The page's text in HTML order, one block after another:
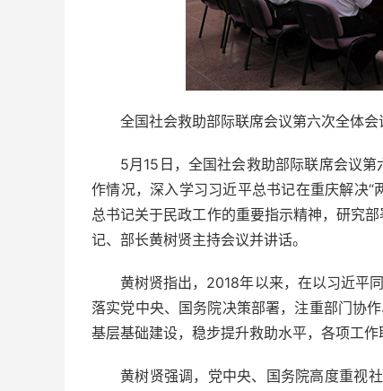
全国社会救助部际联席会议第六次全体
5月15日，全国社会救助部际联席会议
作情况，深入学习习近平总书记在重庆解决
总书记关于民政工作的重要指示精神，研究
记、部长黄树贤主持会议并讲话。
黄树贤指出，2018年以来，在以习近平
落实党中央、国务院决策部署，注重部门协
基层基础建设，稳步提升救助水平，各项工作
黄树贤强调，党中央、国务院高度重视